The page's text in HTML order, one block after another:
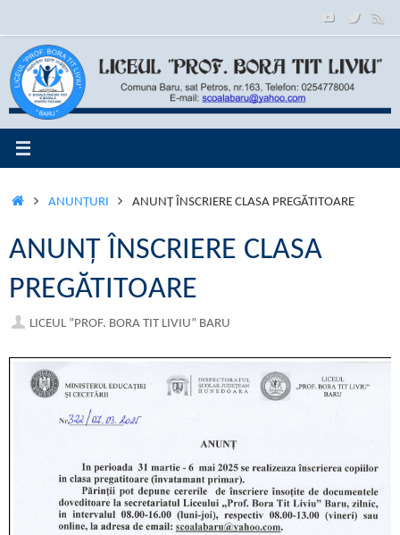
la
conținut
PRIMAANUNŢURI ANUNȚ ÎNSCRIERE CLASA PREGĂTITOARE
ANUNȚ ÎNSCRIERE CLASA
PREGĂTITOARE
LICEUL ”PROF. BORA TIT LIVIU” BARU